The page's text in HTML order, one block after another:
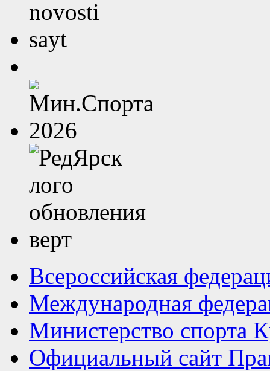
Всероссийская
Международная
Министерство спорта
Официальный сайт